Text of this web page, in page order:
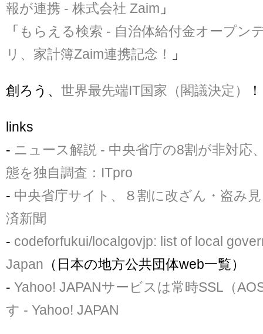
報が連携 - 株式会社 Zaim 」
「 もらえる検索 - 自治体給付金オープン
リ、家計簿Zaim連携記念！
」
創ろう、 世界最先端IT国家（閣議決定） ！
links
- ニュース解説 - 中央省庁の8割が非対応
態を独自調査：ITpro
- 中央省庁サイト、８割に改ざん・盗み
済新聞
- codeforfukui/localgovjp: list of local
Japan （日本の地方公共団体web一覧）
- Yahoo! JAPANサービスは常時SSL（
す - Yahoo! JAPAN